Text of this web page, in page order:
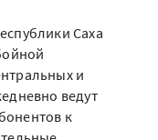
Саха
и
ведут
к